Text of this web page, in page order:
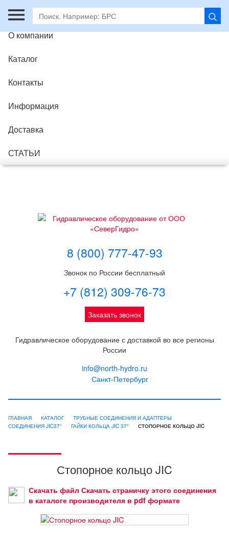
Главная
О компании
Каталог
Контакты
Информация
Доставка
СТАТЬИ
8 (800) 777-47-93
Звонок по России бесплатный
+7 (812) 309-76-73
Заказать звонок
Гидравлическое оборудование с доставкой во все регионы
России
info@north-hydro.ru
Санкт-Петербург
ГЛАВНАЯ КАТАЛОГ
ТРУБНЫЕ СОЕДИНЕНИЯ И АДАПТЕРЫ
СОЕДИНЕНИЯ JIC37°
ГАЙКИ КОЛЬЦА JIC 37° СТОПОРНОЕ КОЛЬЦО JIC
Стопорное кольцо JIC
Скачать файл Скачать страничку этого соединения
в каталоге производителя в pdf формате